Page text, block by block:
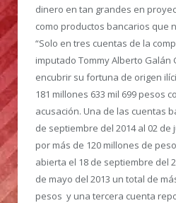
dinero en tan grandes en
como productos bancarios que
“Solo en tres cuentas de la
imputado Tommy Alberto Galán
encubrir su fortuna de origen
181 millones 633 mil 699 pesos
acusación. Una de las cuentas
de septiembre del 2014 al 02 de
por más de 120 millones de
abierta el 18 de septiembre del
de mayo del 2013 un total de
pesos y una tercera cuenta